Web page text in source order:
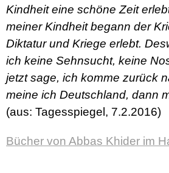
Kindheit eine schöne Zeit
meiner Kindheit begann der
Diktatur und Kriege erlebt.
ich keine Sehnsucht, keine
jetzt sage, ich komme zurück
meine ich Deutschland, dann
(aus: Tagesspiegel, 7.2.2016)
Bücher von Abbas Khider im